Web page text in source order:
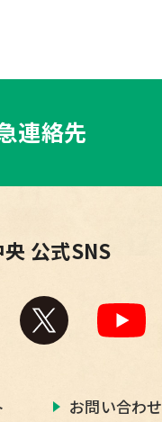
連絡先
公式SNS
お問い合わせ